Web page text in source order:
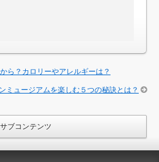
ら？カロリーやアレルギーは？
ミュージアムを楽しむ５つの秘訣とは？
サブコンテンツ